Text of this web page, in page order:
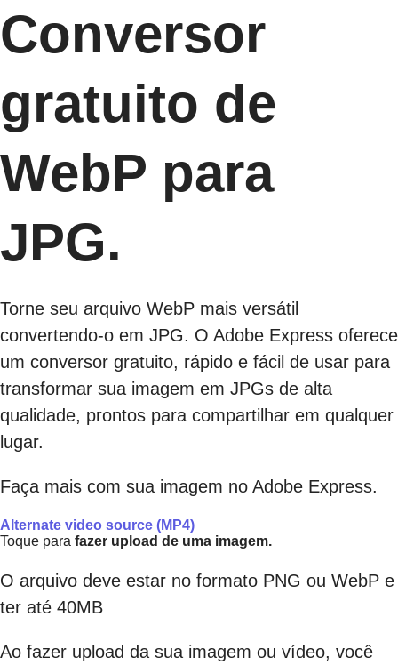
Conversor
gratuito de
WebP para
JPG.
Torne seu arquivo WebP mais versátil
convertendo-o em JPG. O Adobe Express oferece
um conversor gratuito, rápido e fácil de usar para
transformar sua imagem em JPGs de alta
qualidade, prontos para compartilhar em qualquer
lugar.
Faça mais com sua imagem no Adobe Express.
Alternate video source (MP4)
Toque para fazer upload de uma imagem.
O arquivo deve estar no formato PNG ou WebP e
ter até 40MB
Ao fazer upload da sua imagem ou vídeo, você